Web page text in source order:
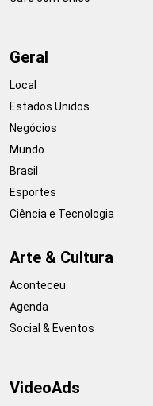
Geral
Local
Estados Unidos
Negócios
Mundo
Brasil
Esportes
Ciência e Tecnologia
Arte & Cultura
Aconteceu
Agenda
Social & Eventos
VideoAds